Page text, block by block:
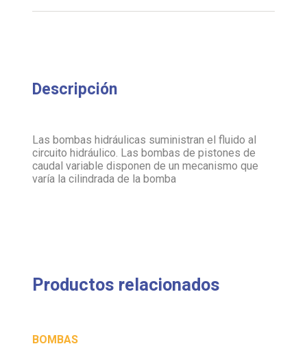
Descripción
Las bombas hidráulicas suministran el fluido al
circuito hidráulico. Las bombas de pistones de
caudal variable disponen de un mecanismo que
varía la cilindrada de la bomba
Productos relacionados
BOMBAS